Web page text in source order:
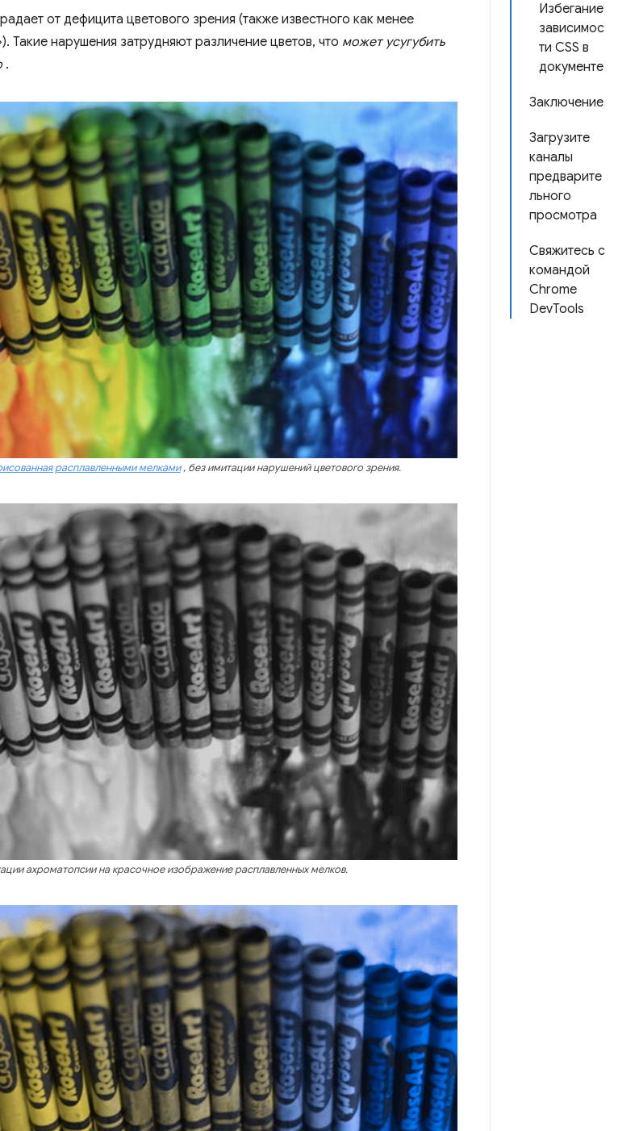
Избегание
зависимос
ти CSS в
документе
Заключение
Загрузите
каналы
предварите
льного
просмотра
Свяжитесь с
командой
Chrome
DevTools
от дефицита цветового зрения (также известного как менее
Такие нарушения затрудняют различение цветов, что может усугубить
.
расплавленными мелками, без имитации нарушений цветового зрения.
ахроматопсии на красочное изображение расплавленных мелков.